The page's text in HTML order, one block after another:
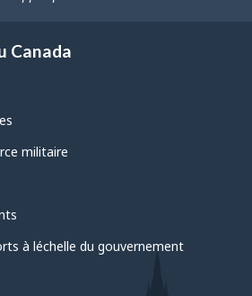
Canada
militaire
à léchelle du gouvernement